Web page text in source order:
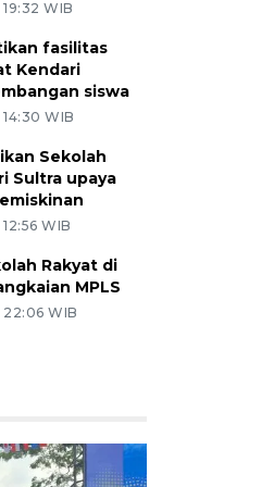
WIB
fasilitas
Kendari
siswa
WIB
Sekolah
Sultra upaya
WIB
Rakyat di
MPLS
WIB